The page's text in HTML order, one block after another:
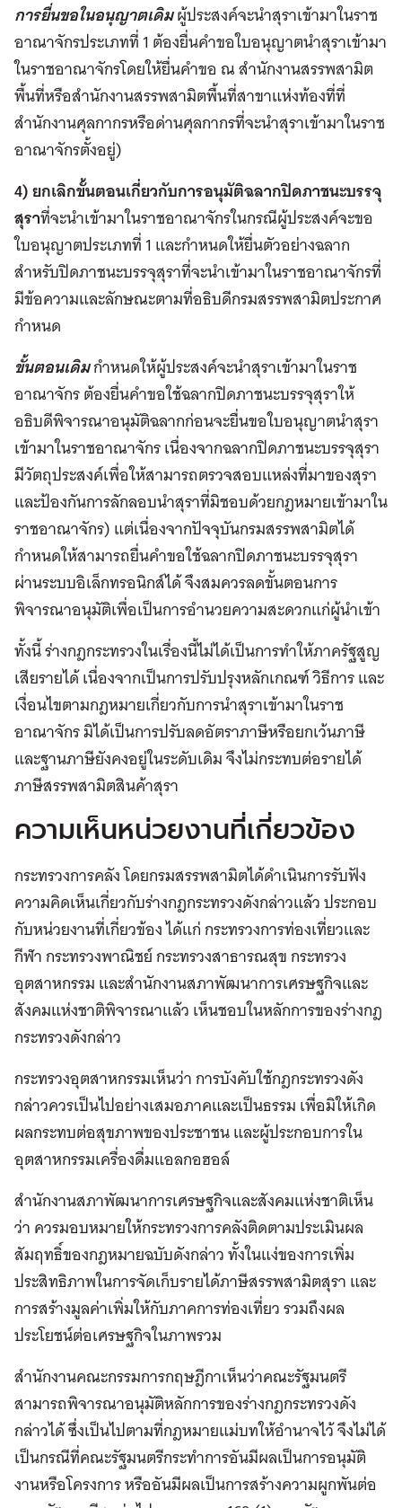
การยื่นขอในอนุญาตเดิมผู้ประสงค์จะนำสุราเข้ามาในราช
อาณาจักรประเภทที่ 1 ต้องยื่นคำขอใบอนุญาตนำสุราเข้ามา
ในราชอาณาจักรโดยให้ยื่นคำขอ ณ สำนักงานสรรพสามิต
พื้นที่หรือสำนักงานสรรพสามิตพื้นที่สาขาแห่งท้องที่ที่
สำนักงานศุลกากรหรือด่านศุลกากรที่จะนำสุราเข้ามาในราช
อาณาจักรตั้งอยู่)
4) ยกเลิกขั้นตอนเกี่ยวกับการอนุมัติฉลากปิดภาชนะบรรจุ
สุราที่จะนำเข้ามาในราชอาณาจักรในกรณีผู้ประสงค์จะขอ
ใบอนุญาตประเภทที่ 1 และกำหนดให้ยื่นตัวอย่างฉลาก
สำหรับปิดภาชนะบรรจุสุราที่จะนำเข้ามาในราชอาณาจักรที่
มีข้อความและลักษณะตามที่อธิบดีกรมสรรพสามิตประกาศ
กำหนด
ขั้นตอนเดิมกำหนดให้ผู้ประสงค์จะนำสุราเข้ามาในราช
อาณาจักร ต้องยื่นคำขอใช้ฉลากปิดภาชนะบรรจุสุราให้
อธิบดีพิจารณาอนุมัติฉลากก่อนจะยื่นขอใบอนุญาตนำสุรา
เข้ามาในราชอาณาจักร เนื่องจากฉลากปิดภาชนะบรรจุสุรา
มีวัตถุประสงค์เพื่อให้สามารถตรวจสอบแหล่งที่มาของสุรา
และป้องกันการลักลอบนำสุราที่มิชอบด้วยกฎหมายเข้ามาใน
ราชอาณาจักร) แต่เนื่องจากปัจจุบันกรมสรรพสามิตได้
กำหนดให้สามารถยื่นคำขอใช้ฉลากปิดภาชนะบรรจุสุรา
ผ่านระบบอิเล็กทรอนิกส์ได้ จึงสมควรลดขั้นตอนการ
พิจารณาอนุมัติเพื่อเป็นการอำนวยความสะดวกแก่ผู้นำเข้า
ทั้งนี้ ร่างกฎกระทรวงในเรื่องนี้ไม่ได้เป็นการทำให้ภาครัฐสูญ
เสียรายได้ เนื่องจากเป็นการปรับปรุงหลักเกณฑ์ วิธีการ และ
เงื่อนไขตามกฎหมายเกี่ยวกับการนำสุราเข้ามาในราช
อาณาจักร มิได้เป็นการปรับลดอัตราภาษีหรือยกเว้นภาษี
และฐานภาษียังคงอยู่ในระดับเดิม จึงไม่กระทบต่อรายได้
ภาษีสรรพสามิตสินค้าสุรา
ความเห็นหน่วยงานที่เกี่ยวข้อง
กระทรวงการคลัง โดยกรมสรรพสามิตได้ดำเนินการรับฟัง
ความคิดเห็นเกี่ยวกับร่างกฎกระทรวงดังกล่าวแล้ว ประกอบ
กับหน่วยงานที่เกี่ยวข้อง ได้แก่ กระทรวงการท่องเที่ยวและ
กีฬา กระทรวงพาณิชย์ กระทรวงสาธารณสุข กระทรวง
อุตสาหกรรม และสำนักงานสภาพัฒนาการเศรษฐกิจและ
สังคมแห่งชาติพิจารณาแล้ว เห็นชอบในหลักการของร่างกฎ
กระทรวงดังกล่าว
กระทรวงอุตสาหกรรมเห็นว่า การบังคับใช้กฎกระทรวงดัง
กล่าวควรเป็นไปอย่างเสมอภาคและเป็นธรรม เพื่อมิให้เกิด
ผลกระทบต่อสุขภาพของประชาชน และผู้ประกอบการใน
อุตสาหกรรมเครื่องดื่มแอลกอฮอล์
สำนักงานสภาพัฒนาการเศรษฐกิจและสังคมแห่งชาติเห็น
ว่า ควรมอบหมายให้กระทรวงการคลังติดตามประเมินผล
สัมฤทธิ์ของกฎหมายฉบับดังกล่าว ทั้งในแง่ของการเพิ่ม
ประสิทธิภาพในการจัดเก็บรายได้ภาษีสรรพสามิตสุรา และ
การสร้างมูลค่าเพิ่มให้กับภาคการท่องเที่ยว รวมถึงผล
ประโยชน์ต่อเศรษฐกิจในภาพรวม
สำนักงานคณะกรรมการกฤษฎีกาเห็นว่าคณะรัฐมนตรี
สามารถพิจารณาอนุมัติหลักการของร่างกฎกระทรวงดัง
กล่าวได้ ซึ่งเป็นไปตามที่กฎหมายแม่บทให้อำนาจไว้ จึงไม่ได้
เป็นกรณีที่คณะรัฐมนตรีกระทำการอันมีผลเป็นการอนุมัติ
งานหรือโครงการ หรืออันมีผลเป็นการสร้างความผูกพันต่อ